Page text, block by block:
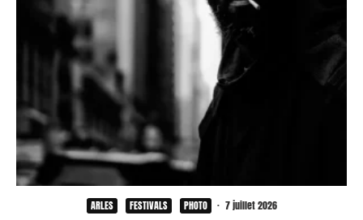
ARLES FESTIVALS PHOTO · 7 juillet 2026